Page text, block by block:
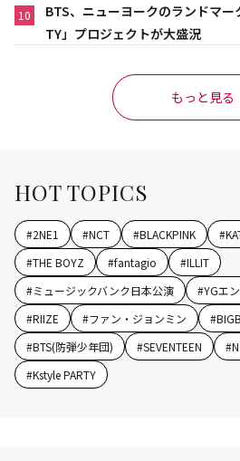
10
BTS、ニューヨークのランドマー
TY」プロジェクトが大盛況
もっと見る
HOT TOPICS
#2NE1 #NCT #BLACKPINK #
#THE BOYZ #fantagio #ILLIT
#ミュージックバンク日本公演 #YGエ
#RIIZE #ファン・ジョンミン #
#BTS(防弾少年団) #SEVENTEEN #
#Kstyle PARTY